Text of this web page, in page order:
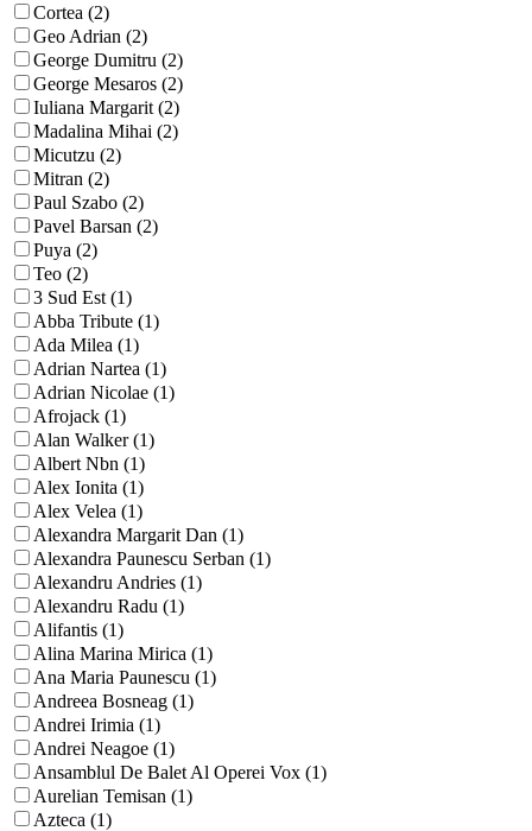
Cortea (2)
Geo Adrian (2)
George Dumitru (2)
George Mesaros (2)
Iuliana Margarit (2)
Madalina Mihai (2)
Micutzu (2)
Mitran (2)
Paul Szabo (2)
Pavel Barsan (2)
Puya (2)
Teo (2)
3 Sud Est (1)
Abba Tribute (1)
Ada Milea (1)
Adrian Nartea (1)
Adrian Nicolae (1)
Afrojack (1)
Alan Walker (1)
Albert Nbn (1)
Alex Ionita (1)
Alex Velea (1)
Alexandra Margarit Dan (1)
Alexandra Paunescu Serban (1)
Alexandru Andries (1)
Alexandru Radu (1)
Alifantis (1)
Alina Marina Mirica (1)
Ana Maria Paunescu (1)
Andreea Bosneag (1)
Andrei Irimia (1)
Andrei Neagoe (1)
Ansamblul De Balet Al Operei Vox (1)
Aurelian Temisan (1)
Azteca (1)